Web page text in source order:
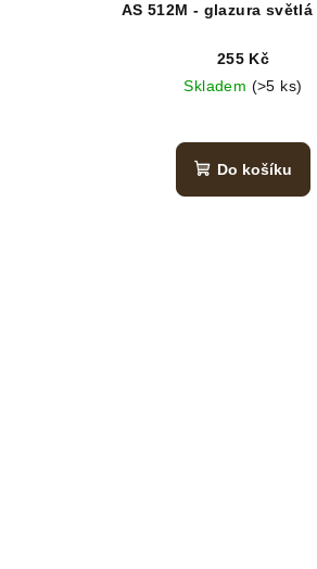
AS 512M - glazura světlá
255 Kč
Skladem (>5 ks)
Do košíku